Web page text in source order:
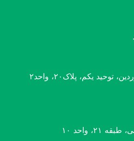
یکم، پلاک۲۰، واحد۲
واحد ۱۰